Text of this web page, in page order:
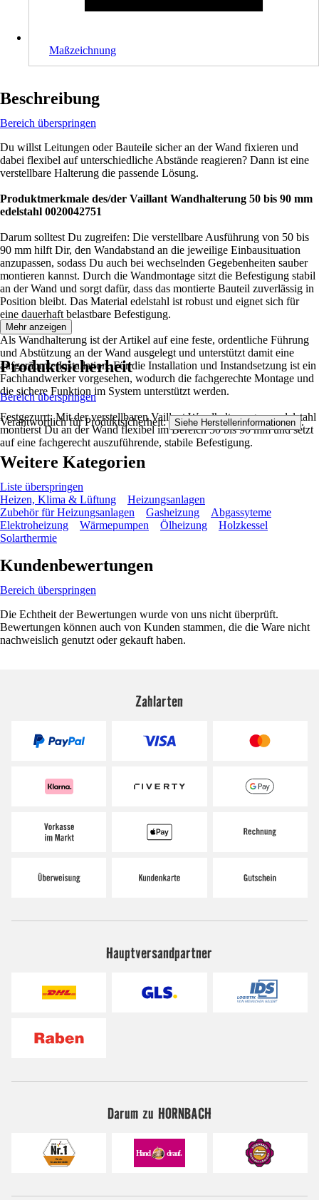
Maßzeichnung
Beschreibung
Bereich überspringen
Du willst Leitungen oder Bauteile sicher an der Wand fixieren und
dabei flexibel auf unterschiedliche Abstände reagieren? Dann ist eine
verstellbare Halterung die passende Lösung.
Produktmerkmale des/der Vaillant Wandhalterung 50 bis 90 mm
edelstahl 0020042751
Darum solltest Du zugreifen: Die verstellbare Ausführung von 50 bis
90 mm hilft Dir, den Wandabstand an die jeweilige Einbausituation
anzupassen, sodass Du auch bei wechselnden Gegebenheiten sauber
montieren kannst. Durch die Wandmontage sitzt die Befestigung stabil
an der Wand und sorgt dafür, dass das montierte Bauteil zuverlässig in
Position bleibt. Das Material edelstahl ist robust und eignet sich für
eine dauerhaft belastbare Befestigung.
Als Wandhalterung ist der Artikel auf eine feste, ordentliche Führung
und Abstützung an der Wand ausgelegt und unterstützt damit eine
aufgeräumte Installation. Für die Installation und Instandsetzung ist ein
Fachhandwerker vorgesehen, wodurch die fachgerechte Montage und
die sichere Funktion im System unterstützt werden.
Festgezurrt: Mit der verstellbaren Vaillant Wandhalterung aus edelstahl
montierst Du an der Wand flexibel im Bereich 50 bis 90 mm und setzt
auf eine fachgerecht auszuführende, stabile Befestigung.
Mehr anzeigen
Produktsicherheit
Bereich überspringen
Verantwortlich für Produktsicherheit: Siehe Herstellerinformationen .
Weitere Kategorien
Liste überspringen
Heizen, Klima & Lüftung
Heizungsanlagen
Zubehör für Heizungsanlagen
Gasheizung
Abgassyteme
Elektroheizung
Wärmepumpen Ölheizung
Holzkessel
Solarthermie
Kundenbewertungen
Bereich überspringen
Die Echtheit der Bewertungen wurde von uns nicht überprüft.
Bewertungen können auch von Kunden stammen, die die Ware nicht
nachweislich genutzt oder gekauft haben.
Zahlarten
Hauptversandpartner
Darum zu HORNBACH